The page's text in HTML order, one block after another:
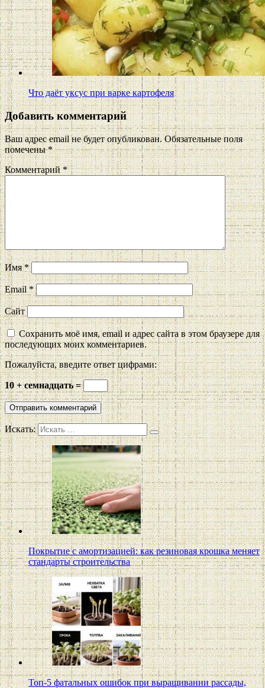
Что даёт уксус при варке картофеля
Добавить комментарий
Ваш адрес email не будет опубликован. Обязательные поля
помечены*
Комментарий*
Имя*
Email*
Сайт
Сохранить моё имя, email и адрес сайта в этом браузере для
последующих моих комментариев.
Пожалуйста, введите ответ цифрами:
10 + семнадцать =
Искать:
Покрытие с амортизацией: как резиновая крошка меняет
стандарты строительства
Топ-5 фатальных ошибок при выращивании рассады,